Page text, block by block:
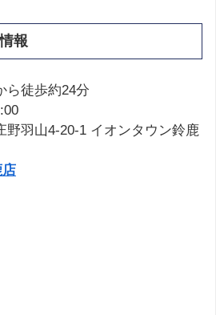
報
ら徒歩約24分
野羽山4-20-1 イオンタウン鈴鹿